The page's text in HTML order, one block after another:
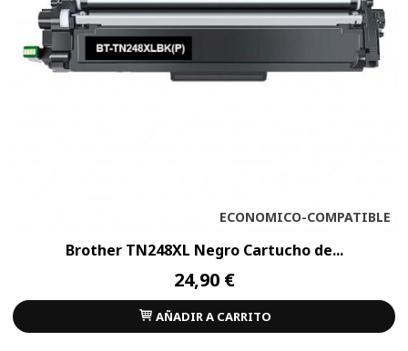
ECONOMICO-COMPATIBLE
Brother TN248XL Negro Cartucho de...
24,90 €
AÑADIR A CARRITO